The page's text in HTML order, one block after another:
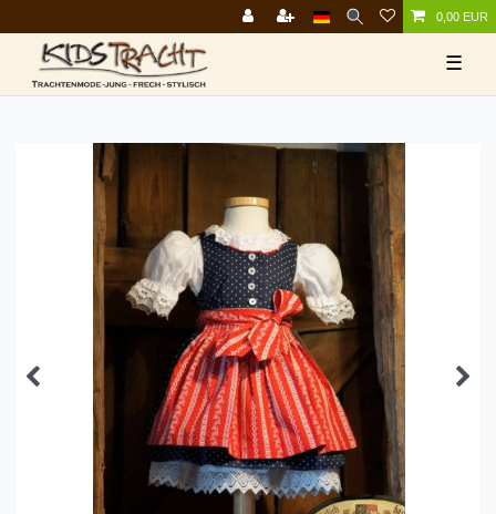
0,00 EUR
☰